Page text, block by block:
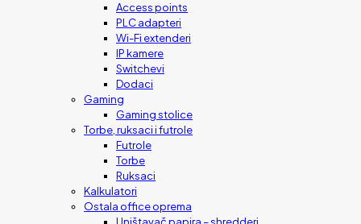
Access points
PLC adapteri
Wi-Fi extenderi
IP kamere
Switchevi
Dodaci
Gaming
Gaming stolice
Torbe, ruksaci i futrole
Futrole
Torbe
Ruksaci
Kalkulatori
Ostala office oprema